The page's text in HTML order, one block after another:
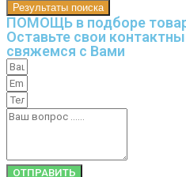
Результаты поиска
ПОМОЩЬ в подборе
Оставьте свои
свяжемся с Вами
ОТПРАВИТЬ